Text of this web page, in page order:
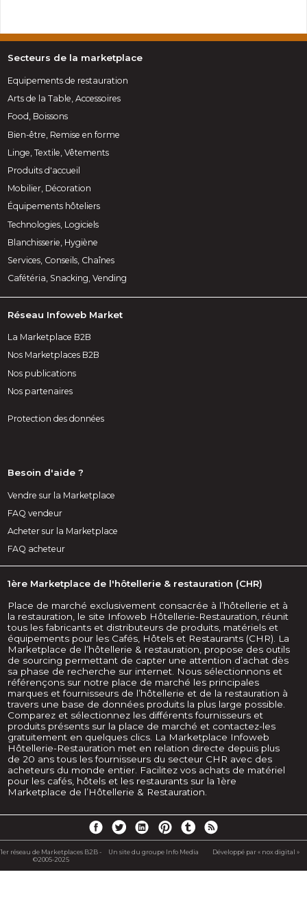
Secteurs de la marketplace
Equipements de restauration
Arts de la Table, Accessoires
Food, Boissons
Bien-être, Remise en forme
Linge, Textile, Vêtements
Produits d'accueil
Mobilier, Décoration
Équipements hôteliers
Technologies, Logiciels
Blanchisserie, Hygiène
Services, Conseils, Chaînes
Cafétéria, Snacking, Vending
Réseau Infoweb Market
La Marketplace B2B
Nos Marketplaces B2B
Nos publications
Nos partenaires
Protection des données
Besoin d'aide ?
Vendre sur la Marketplace
FAQ vendeur
Acheter sur la Marketplace
FAQ acheteur
1ère Marketplace de l'hôtellerie & restauration (CHR)
Place de marché exclusivement consacrée à l’hôtellerie et à
la restauration, le site Infoweb Hôtellerie-Restauration, réunit
tous les fabricants et distributeurs de produits, matériels et
équipements pour les Cafés, Hôtels et Restaurants (CHR). La
Marketplace de l’hôtellerie & restauration, propose des outils
de sourcing permettant de capter une attention d’achat dès
sa phase de recherche sur internet. Nous sélectionnons et
référençons sur notre place de marché les principales
marques et fournisseurs de l’hôtellerie et de la restauration à
travers une base de données produits la plus large possible.
Comparez et sélectionnez les différents fournisseurs et
produits présents sur la place de marché et contactez-les
gratuitement en quelques clics. La Marketplace Infoweb
Hôtellerie-Restauration met en relation directe depuis plus
de 20 ans tous les fournisseurs du secteur CHR avec des
acheteurs du monde entier. Facilitez vos achats de matériel
pour les cafés, hôtels et les restaurants sur la 1ère
Marketplace de l’Hôtellerie & Restauration.
1er réseau de Marketplaces B2B -
©2005-2025
Un site du groupe Info Media Développé par « nox digital »